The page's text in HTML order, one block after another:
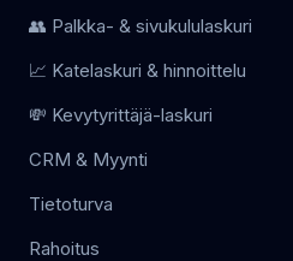
👥 Palkka- & sivukululaskuri
📈 Katelaskuri & hinnoittelu
💸 Kevytyrittäjä-laskuri
CRM & Myynti
Tietoturva
Rahoitus